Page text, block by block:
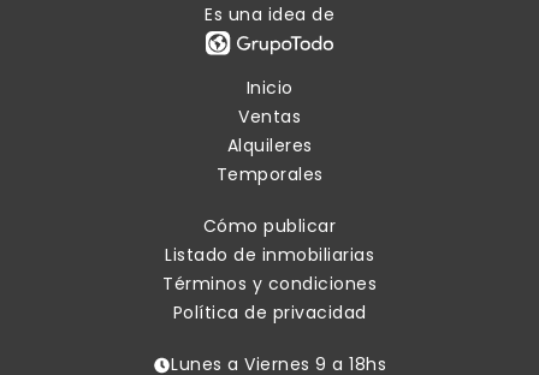
Es una idea de
Inicio
Ventas
Alquileres
Temporales
Cómo publicar
Listado de inmobiliarias
Términos y condiciones
Política de privacidad
Lunes a Viernes 9 a 18hs